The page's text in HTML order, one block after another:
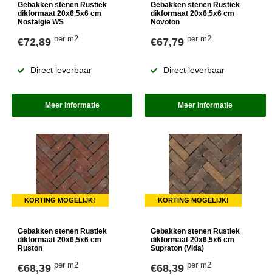
Gebakken stenen Rustiek
dikformaat 20x6,5x6 cm
Nostalgie WS
€72,89 per m2
Direct leverbaar
Meer informatie
Gebakken stenen Rustiek
dikformaat 20x6,5x6 cm
Novoton
€67,79per m2
Direct leverbaar
Meer informatie
KORTING MOGELIJK!
Gebakken stenen Rustiek
dikformaat 20x6,5x6 cm
Ruston
€68,39 per m2
KORTING MOGELIJK!
Gebakken stenen Rustiek
dikformaat 20x6,5x6 cm
Supraton (Vida)
€68,39per m2